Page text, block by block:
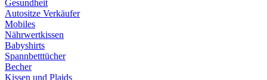
Gesundheit
Autositze Verkäufer
Mobiles
Nährwertkissen
Babyshirts
Spannbetttücher
Becher
Kissen und Plaids